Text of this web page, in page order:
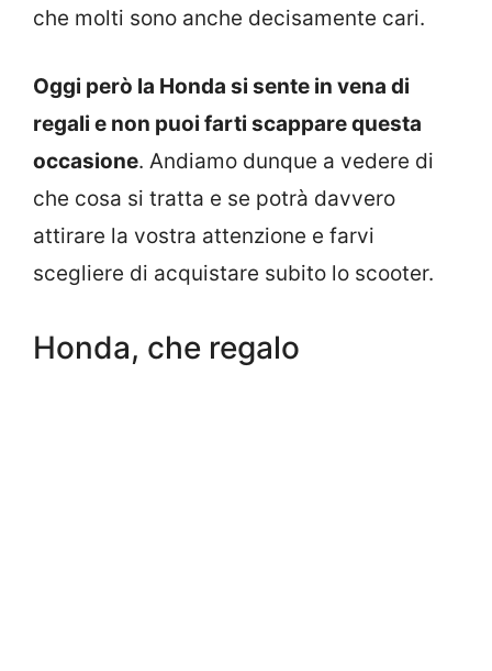
che molti sono anche decisamente cari.
Oggi però la Honda si sente in vena di
regali e non puoi farti scappare questa
occasione. Andiamo dunque a vedere di
che cosa si tratta e se potrà davvero
attirare la vostra attenzione e farvi
scegliere di acquistare subito lo scooter.
Honda, che regalo